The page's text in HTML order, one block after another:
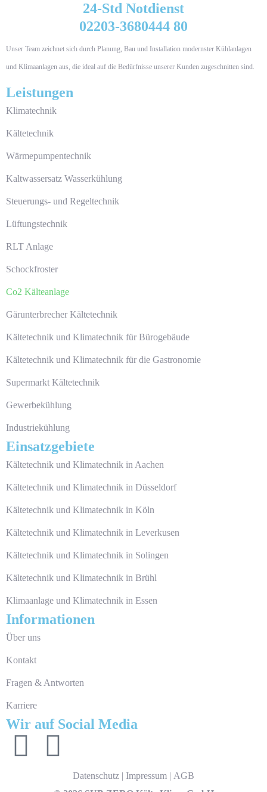
24-Std Notdienst
02203-3680444 80
Unser Team zeichnet sich durch Planung, Bau und Installation modernster Kühlanlagen
und Klimaanlagen aus, die ideal auf die Bedürfnisse unserer Kunden zugeschnitten sind.
Leistungen
Klimatechnik
Kältetechnik
Wärmepumpentechnik
Kaltwassersatz Wasserkühlung
Steuerungs- und Regeltechnik
Lüftungstechnik
RLT Anlage
Schockfroster
Co2 Kälteanlage
Gärunterbrecher Kältetechnik
Kältetechnik und Klimatechnik für Bürogebäude
Kältetechnik und Klimatechnik für die Gastronomie
Supermarkt Kältetechnik
Gewerbekühlung
Industriekühlung
Einsatzgebiete
Kältetechnik und Klimatechnik in Aachen
Kältetechnik und Klimatechnik in Düsseldorf
Kältetechnik und Klimatechnik in Köln
Kältetechnik und Klimatechnik in Leverkusen
Kältetechnik und Klimatechnik in Solingen
Kältetechnik und Klimatechnik in Brühl
Klimaanlage und Klimatechnik in Essen
Informationen
Über uns
Kontakt
Fragen & Antworten
Karriere
Wir auf Social Media
Datenschutz | Impressum | AGB